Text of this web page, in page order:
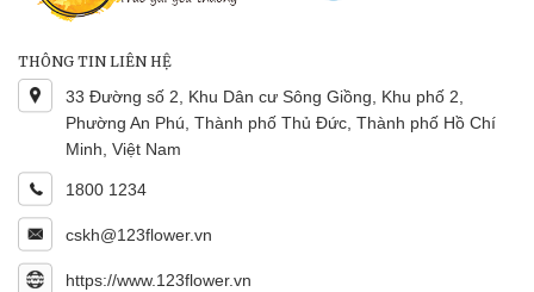
THÔNG TIN LIÊN HỆ
33 Đường số 2, Khu Dân cư Sông Giồng, Khu phố 2,
Phường An Phú, Thành phố Thủ Đức, Thành phố Hồ Chí
Minh, Việt Nam
1800 1234
cskh@123flower.vn
https://www.123flower.vn